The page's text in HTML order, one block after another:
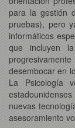
para la gestión
pruebas), pero
informáticos
que incluyen la
desembocar en
La Psicología
nuevas
asesoramiento